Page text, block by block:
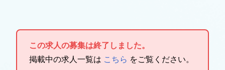
この求人の募集は終了しました。
掲載中の求人一覧は こちら をご覧ください。